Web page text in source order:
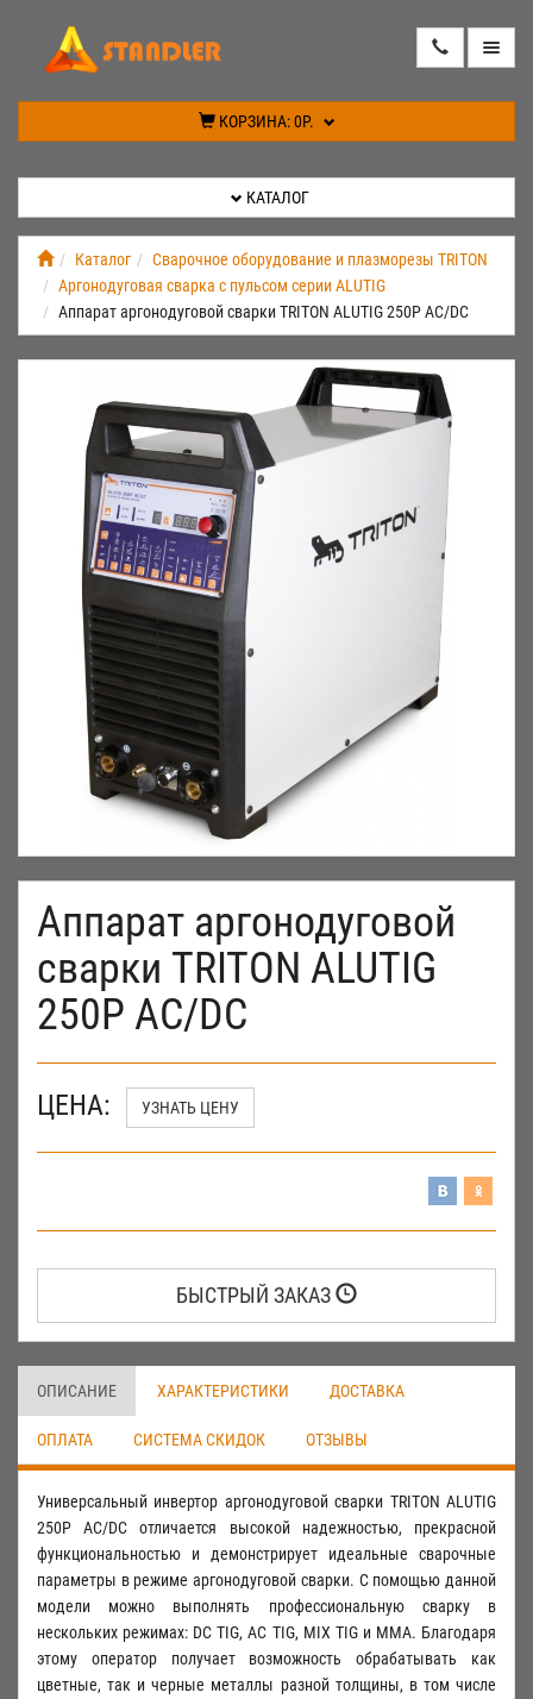
КОРЗИНА:0Р.
СПЕЦПРЕДЛОЖЕНИЕ
КАТАЛОГ
Каталог
Сварочное оборудование и плазморезы TRITON
Аргонодуговая сварка с пульсом серии ALUTIG
Аппарат аргонодуговой сварки TRITON ALUTIG 250Р AC/DC
Аппарат аргонодуговой
сварки TRITON ALUTIG
250Р AC/DC
ЦЕНА: УЗНАТЬ ЦЕНУ
БЫСТРЫЙ ЗАКАЗ
ОПИСАНИЕ ХАРАКТЕРИСТИКИ ДОСТАВКА
ОПЛАТА СИСТЕМА СКИДОК ОТЗЫВЫ
Универсальный инвертор аргонодуговой сварки TRITON ALUTIG
250Р AC/DC отличается высокой надежностью, прекрасной
функциональностью и демонстрирует идеальные сварочные
параметры в режиме аргонодуговой сварки. С помощью данной
модели можно выполнять профессиональную сварку в
нескольких режимах: DC TIG, AC TIG, MIX TIG и MMA. Благодаря
этому оператор получает возможность обрабатывать как
цветные, так и черные металлы разной толщины, в том числе